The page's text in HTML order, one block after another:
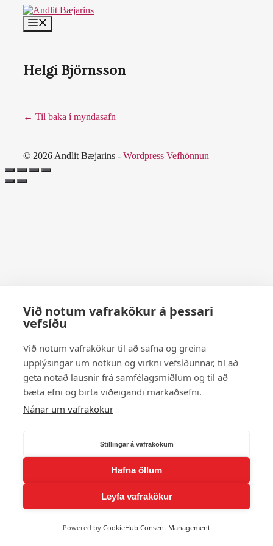
content
Helgi Björnsson
← Til baka í myndasafn
© 2026 Andlit Bæjarins - Wordpress Vefhönnun
Við notum vafrakökur á þessari
vefsíðu
Við notum vafrakökur til að safna og greina
upplýsingar um notkun og virkni vefsíðunnar, til að
geta notað lausnir frá samfélagsmiðlum og til að
bæta efni og birta viðeigandi markaðsefni.
Nánar um vafrakökur
Stillingar á vafrakökum
Hafna öllum
Leyfa vafrakökur
Powered by CookieHub Consent Management